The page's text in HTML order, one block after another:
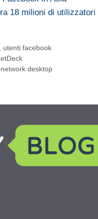
18 milioni di utilizzatori
utenti facebook
desktop